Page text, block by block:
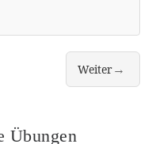
Weiter
Tonart eines
→
Übungen